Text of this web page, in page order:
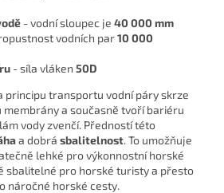
- vodní sloupec je 40 000 mm
vodních par10 000
- síla vláken 50D
principu transportu vodní páry skrze
a současně tvoří bariéru
vody zvenčí. Předností této
a dobrá sbalitelnost. To umožňuje
lehké pro výkonnostní horské
sbalitelné pro horské turisty a přesto
náročné horské cesty.